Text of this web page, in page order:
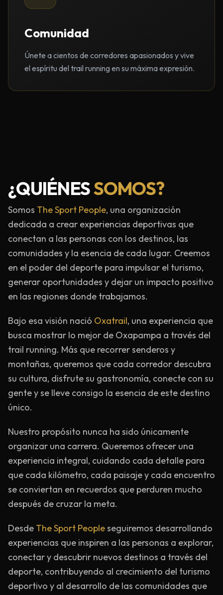
Comunidad
Únete a cientos de corredores apasionados y vive
el espíritu del trail running en su máxima expresión.
¿QUIÉNESSOMOS?
Somos The Sport People, una organización
dedicada a crear experiencias deportivas que
conectan a las personas con los destinos, las
comunidades y la esencia de cada lugar. Creemos
en el poder del deporte para impulsar el turismo,
generar oportunidades y dejar un impacto positivo
en las regiones donde trabajamos.
Bajo esa visión nació Oxatrail, una experiencia que
busca mostrar lo mejor de Oxapampa a través del
trail running. Más que recorrer senderos y
montañas, queremos que cada corredor descubra
su cultura, disfrute su gastronomía, conecte con su
gente y se lleve consigo la esencia de este destino
único.
Nuestro propósito nunca ha sido únicamente
organizar una carrera. Queremos ofrecer una
experiencia integral, cuidando cada detalle para
que cada kilómetro, cada paisaje y cada encuentro
se conviertan en recuerdos que perduren mucho
después de cruzar la meta.
Desde The Sport Peopleseguiremos desarrollando
experiencias que inspiren a las personas a explorar,
conectar y descubrir nuevos destinos a través del
deporte, contribuyendo al crecimiento del turismo
deportivo y al desarrollo de las comunidades que